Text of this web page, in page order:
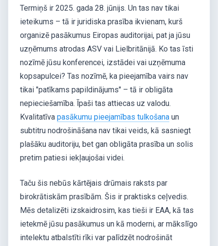
Termiņš ir 2025. gada 28. jūnijs. Un tas nav tikai
ieteikums – tā ir juridiska prasība ikvienam, kurš
organizē pasākumus Eiropas auditorijai, pat ja jūsu
uzņēmums atrodas ASV vai Lielbritānijā. Ko tas īsti
nozīmē jūsu konferencei, izstādei vai uzņēmuma
kopsapulcei? Tas nozīmē, ka pieejamība vairs nav
tikai "patīkams papildinājums" – tā ir obligāta
nepieciešamība. Īpaši tas attiecas uz valodu.
Kvalitatīva pasākumu pieejamības tulkošana un
subtitru nodrošināšana nav tikai veids, kā sasniegt
plašāku auditoriju, bet gan obligāta prasība un solis
pretim patiesi iekļaujošai videi.
Taču šis nebūs kārtējais drūmais raksts par
birokrātiskām prasībām. Šis ir praktisks ceļvedis.
Mēs detalizēti izskaidrosim, kas tieši ir EAA, kā tas
ietekmē jūsu pasākumus un kā moderni, ar mākslīgo
intelektu atbalstīti rīki var palīdzēt nodrošināt